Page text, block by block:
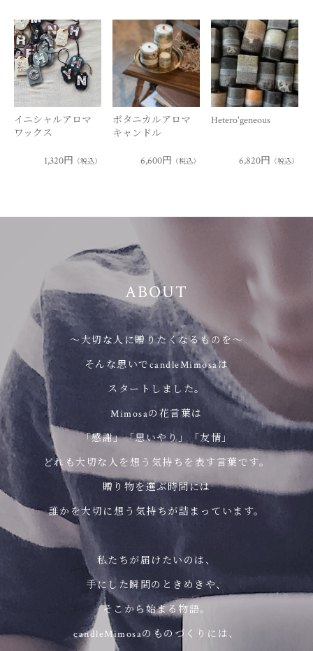
イニシャルアロマ
ワックス
1,320円 （税込）
ボタニカルアロマ
キャンドル
6,600円 （税込）
Hetero'geneous
6,820円 （税込）
ABOUT
～大切な人に贈りたくなるものを～
そんな思いでcandleMimosaは
スタートしました。
Mimosaの花言葉は
「感謝」「思いやり」「友情」
どれも大切な人を想う気持ちを表す言葉です。
贈り物を選ぶ時間には
誰かを大切に想う気持ちが詰まっています。
私たちが届けたいのは、
手にした瞬間のときめきや、
そこから始まる物語。
candleMimosaのものづくりには、